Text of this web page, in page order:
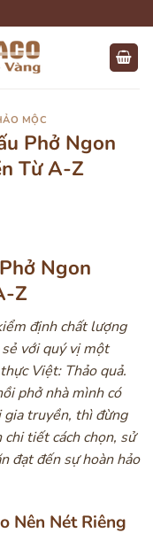
MỘC
Phở Ngon
Từ A-Z
Ngon
Z
định chất lượng
với quý vị một
Việt: Thảo quả.
phở nhà mình có
gia truyền, thì đừng
tiết cách chọn, sử
đạt đến sự hoàn hảo
Nên Nét Riêng